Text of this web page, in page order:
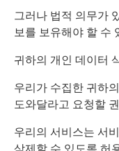
그러나 법적 의무가
보를 보유해야 할 수
귀하의 개인 데이터
우리가 수집한 귀하
도와달라고 요청할
우리의 서비스는 서